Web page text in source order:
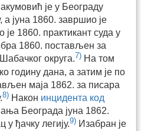
је у Београду
а јуна 1860. завршио је
је 1860. практикант суда у
1860. постављен за
округа.7) На том
годину дана, а затим је по
маја 1862. за писара
8) Након инцидента код
Београда јуна 1862.
ђачку легију.9) Изабран је